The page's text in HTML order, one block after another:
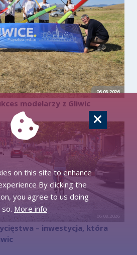
06.08.2026
modelarzy z Gliwic
06.08.2026
– inwestycja, która
on this site to enhance
By clicking the
you agree to us doing
so.More info